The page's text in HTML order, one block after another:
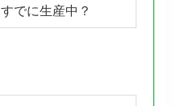
すでに生産中？